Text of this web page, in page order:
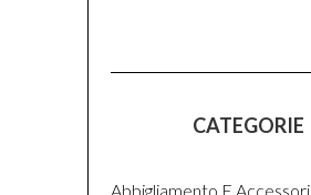
CATEGORIE
Abbigliamento E Accessori